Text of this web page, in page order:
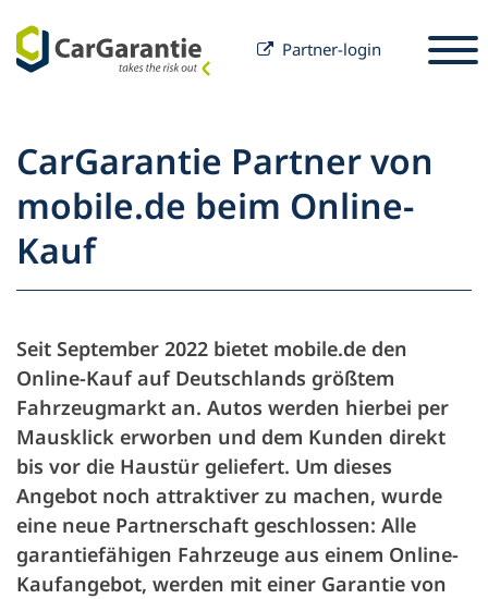
Partner-login
Partner
Bilejer
Service & Support
Bilejer
Virksomhed
CarGarantie Partner von
mobile.de beim Online-
Kauf
Seit September 2022 bietet mobile.de den
Online-Kauf auf Deutschlands größtem
Fahrzeugmarkt an. Autos werden hierbei per
Mausklick erworben und dem Kunden direkt
bis vor die Haustür geliefert. Um dieses
Angebot noch attraktiver zu machen, wurde
eine neue Partnerschaft geschlossen: Alle
garantiefähigen Fahrzeuge aus einem Online-
Kaufangebot, werden mit einer Garantie von